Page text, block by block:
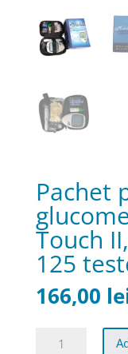
Pachet
Touch
125
166,00
Cantitate